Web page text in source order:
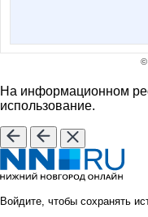
©
На информационном
использование.
Войдите, чтобы сохранять